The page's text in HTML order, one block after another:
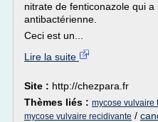
nitrate de fenticonazole qui
antibactérienne.
Ceci est un...
Lire la suite
Site : http://chezpara.fr
Thèmes liés : mycose vulvaire
mycose vulvaire recidivante /